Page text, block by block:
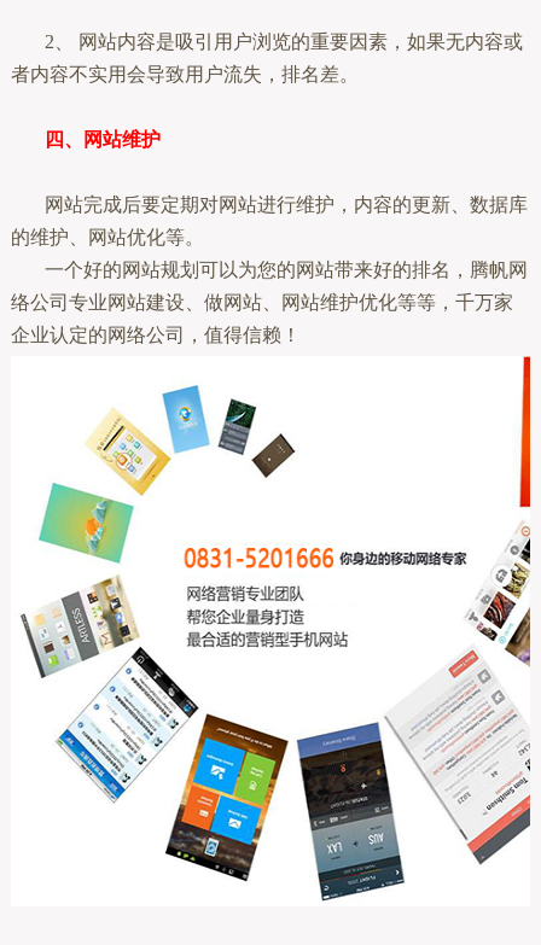
2、 网站内容是吸引用户浏览的重要因素，如果无内容或
者内容不实用会导致用户流失，排名差。
四、网站维护
网站完成后要定期对网站进行维护，内容的更新、数据库
的维护、网站优化等。
一个好的网站规划可以为您的网站带来好的排名，腾帆网
络公司专业网站建设、做网站、网站维护优化等等，千万家
企业认定的网络公司，值得信赖！